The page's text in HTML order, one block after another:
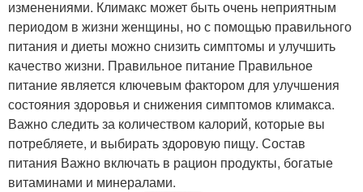
изменениями. Климакс может быть очень неприятным
периодом в жизни женщины, но с помощью правильного
питания и диеты можно снизить симптомы и улучшить
качество жизни. Правильное питание Правильное
питание является ключевым фактором для улучшения
состояния здоровья и снижения симптомов климакса.
Важно следить за количеством калорий, которые вы
потребляете, и выбирать здоровую пищу. Состав
питания Важно включать в рацион продукты, богатые
витаминами и минералами.